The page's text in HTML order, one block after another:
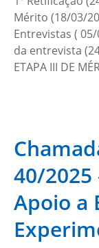
Mérito (18/03/
Entrevistas (
da entrevista
ETAPA III DE
40/2025
Apoio a